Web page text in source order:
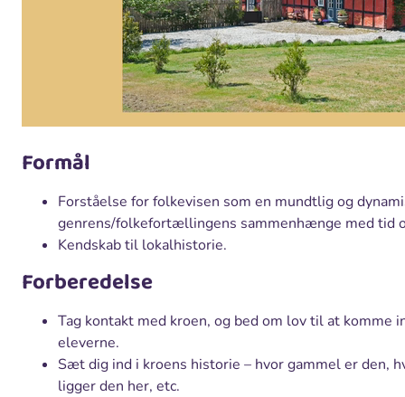
Formål
Forståelse for folkevisen som en mundtlig og
genrens/folkefortællingens sammenhænge med tid
Kendskab til lokalhistorie.
Forberedelse
Tag kontakt med kroen, og bed om lov til at komme
eleverne.
Sæt dig ind i kroens historie – hvor gammel er den,
ligger den her, etc.